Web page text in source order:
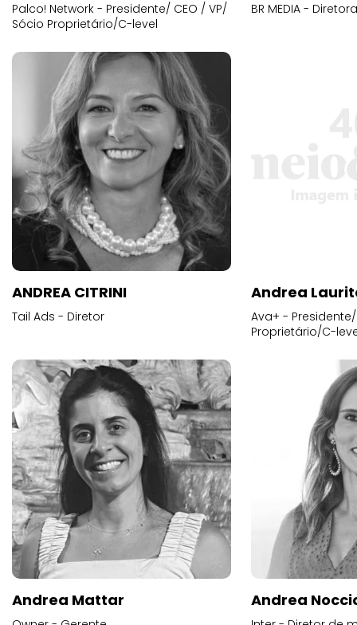
Palco! Network - Presidente/ CEO / VP/
Sócio Proprietário/C-level
BR MEDIA -
ANDREA CITRINI
Tail Ads - Diretor
Andrea
Ava+ -
Proprietário/C-
Andrea Mattar Andrea